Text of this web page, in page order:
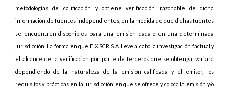
metodologías de calificación y obtiene verificación razonable de dicha
información de fuentes independientes, en la medida de que dichas fuentes
se encuentren disponibles para una emisión dada o en una determinada
jurisdicción. La forma en que FIX SCR S.A. lleve a cabo la investigación factual y
el alcance de la verificación por parte de terceros que se obtenga, variará
dependiendo de la naturaleza de la emisión calificada y el emisor, los
requisitos y prácticas en la jurisdicción en que se ofrece y coloca la emisión y/o